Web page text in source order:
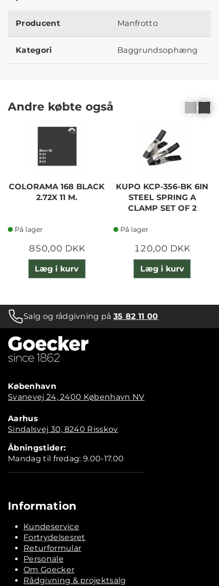
Producent Manfrotto
Kategori Baggrundsophæng
Andre købte også
COLORAMA 168 BLACK
2.72X 11 M.
På lager
850,00 DKK
Læg i kurv
KUPO KCP-356-BK 6IN
STEEL SPRING A
CLAMP SET OF 2
På lager
120,00 DKK
Læg i kurv
Salg og rådgivning på35 82 11 00
København
Svanevej 24, 2400 København NV
Aarhus
Sindalsvej 30, 8240 Risskov
Åbningstider:
Mandag til fredag: 9.00-17.00
Information
Kundeservice
Fortrydelsesret
Returformular
Personale
Om Goecker
Rådgivning & projektsalg